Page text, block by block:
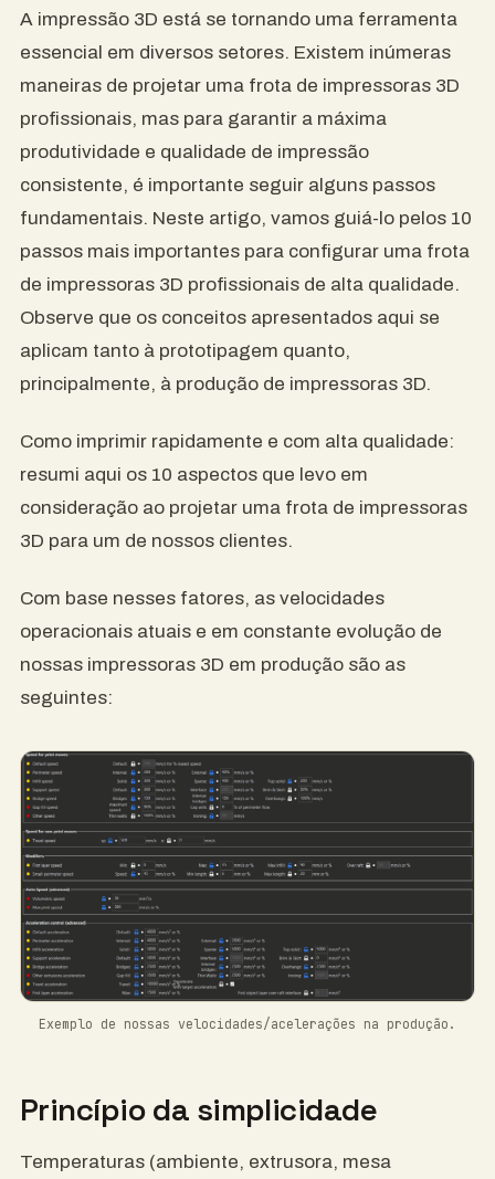
A impressão 3D está se tornando uma ferramenta
essencial em diversos setores. Existem inúmeras
maneiras de projetar uma frota de impressoras 3D
profissionais, mas para garantir a máxima
produtividade e qualidade de impressão
consistente, é importante seguir alguns passos
fundamentais. Neste artigo, vamos guiá-lo pelos 10
passos mais importantes para configurar uma frota
de impressoras 3D profissionais de alta qualidade.
Observe que os conceitos apresentados aqui se
aplicam tanto à prototipagem quanto,
principalmente, à produção de impressoras 3D.
Como imprimir rapidamente e com alta qualidade:
resumi aqui os 10 aspectos que levo em
consideração ao projetar uma frota de impressoras
3D para um de nossos clientes.
Com base nesses fatores, as velocidades
operacionais atuais e em constante evolução de
nossas impressoras 3D em produção são as
seguintes:
Exemplo de nossas velocidades/acelerações na produção.
Princípio da simplicidade
Temperaturas (ambiente, extrusora, mesa